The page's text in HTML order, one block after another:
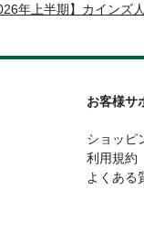
年上半期】カインズ
お客様サ
ショッピ
利用規約
よくある